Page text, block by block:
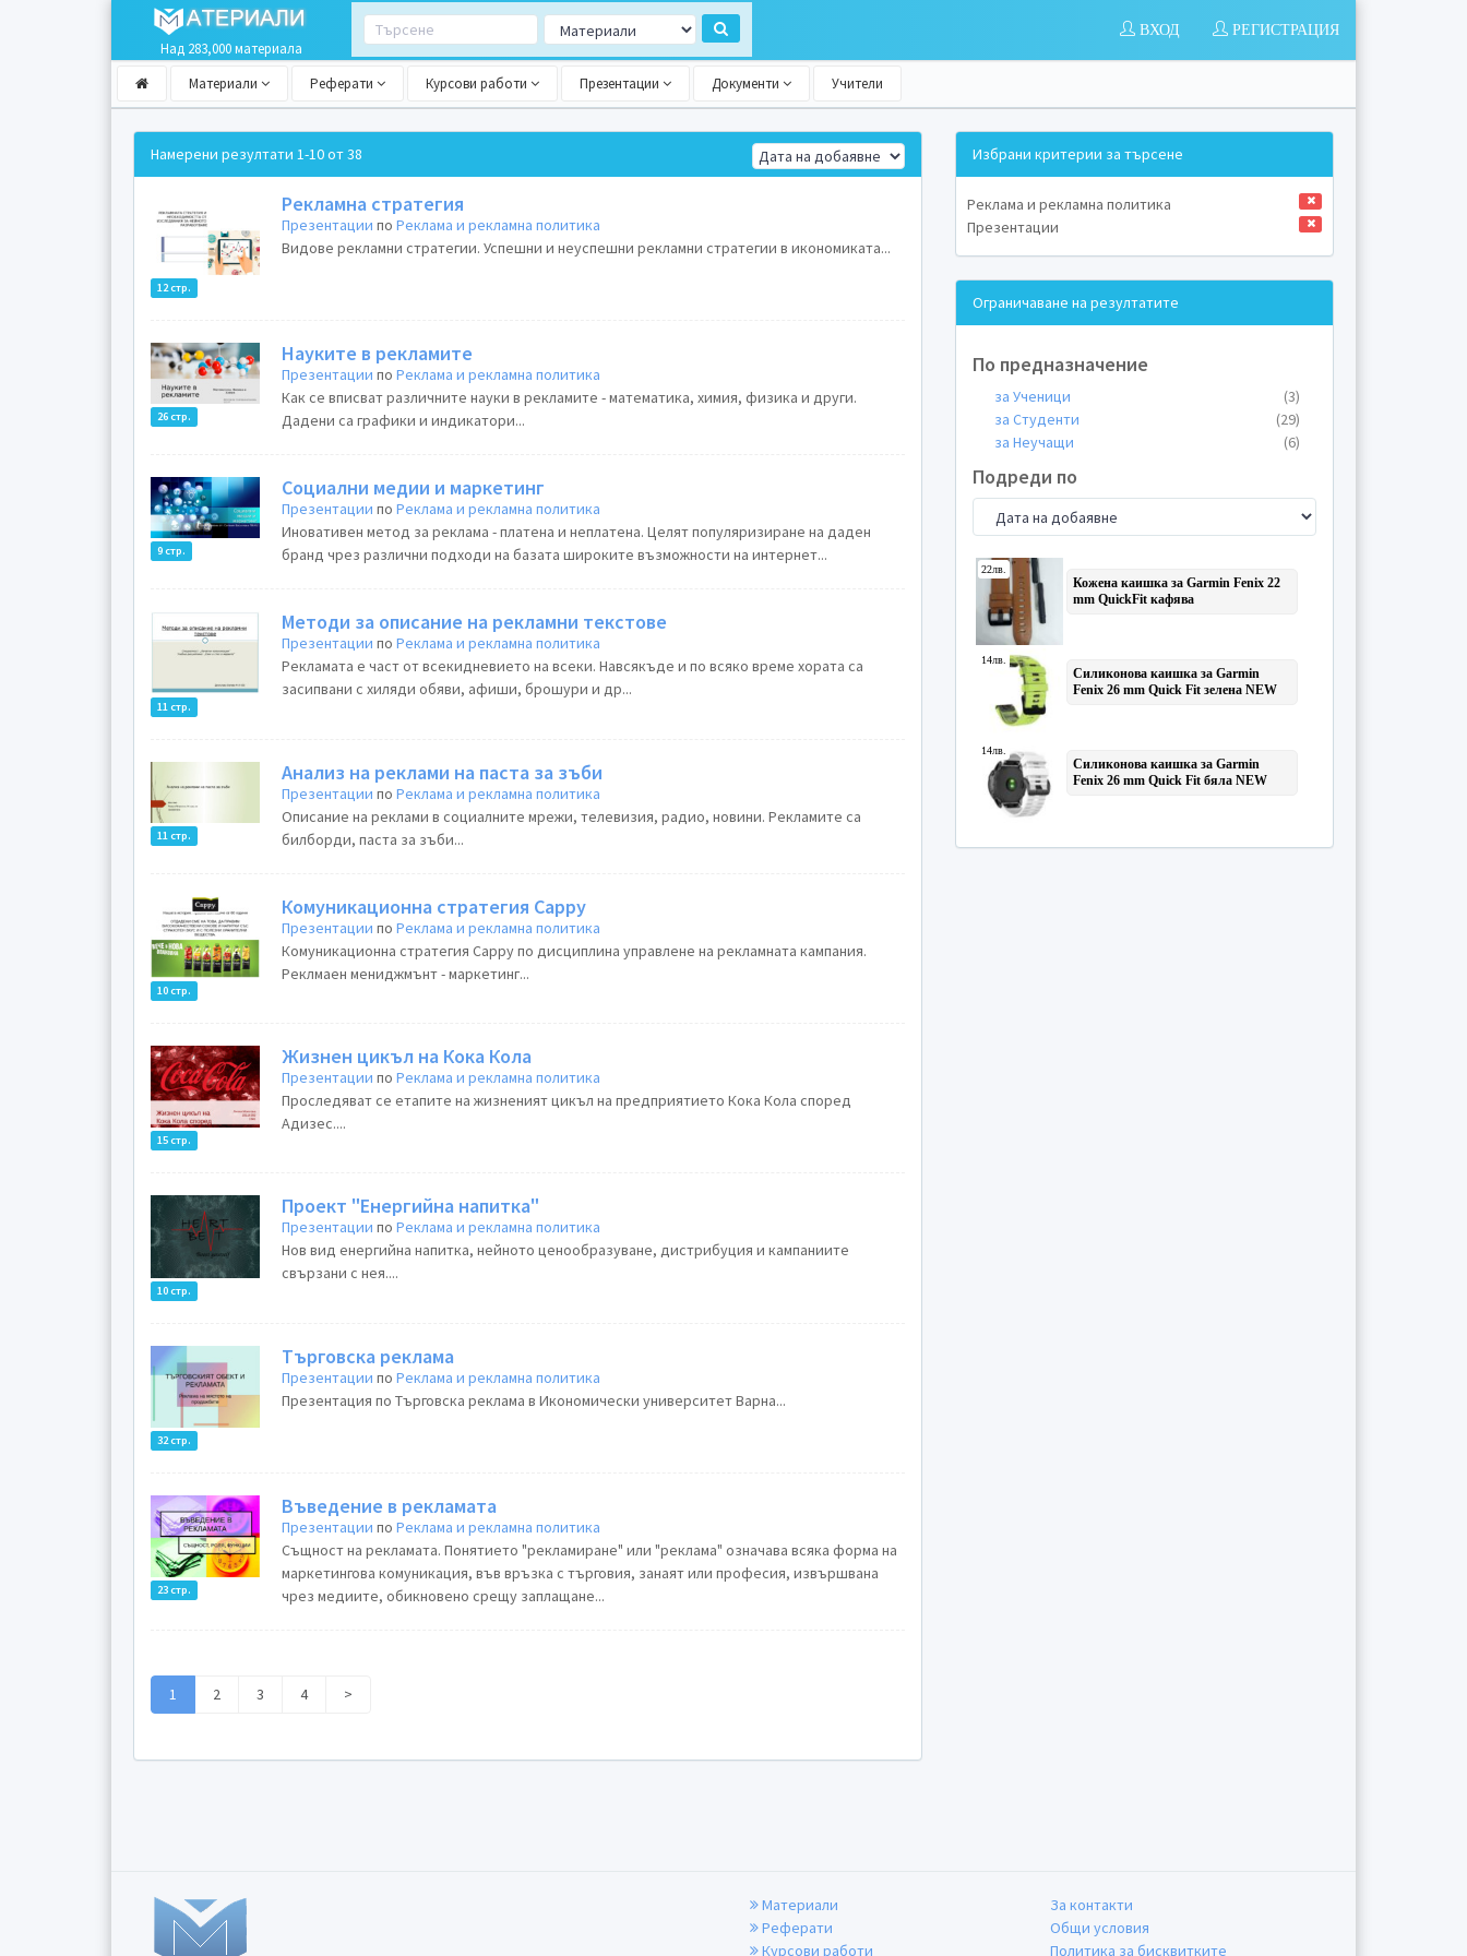
Над 283,000 материала
РЕГИСТРАЦИЯ
ВХОД
Материали Реферати Курсови работи Презентации Документи Учители
Намерени резултати 1-10 от 38
12 стр.
Рекламна стратегия
Презентации поРеклама и рекламна политика
Видове рекламни стратегии. Успешни и неуспешни рекламни стратегии в икономиката...
26 стр.
Науките в рекламите
Презентации поРеклама и рекламна политика
Как се вписват различните науки в рекламите - математика, химия, физика и други.
Дадени са графики и индикатори...
9 стр.
Социални медии и маркетинг
Презентации поРеклама и рекламна политика
Иновативен метод за реклама - платена и неплатена. Целят популяризиране на даден
бранд чрез различни подходи на базата широките възможности на интернет...
11 стр.
Методи за описание на рекламни текстове
Презентации поРеклама и рекламна политика
Рекламата е част от всекидневието на всеки. Навсякъде и по всяко време хората са
засипвани с хиляди обяви, афиши, брошури и др...
11 стр.
Анализ на реклами на паста за зъби
Презентации поРеклама и рекламна политика
Описание на реклами в социалните мрежи, телевизия, радио, новини. Рекламите са
билборди, паста за зъби...
10 стр.
Комуникационна стратегия Cappy
Презентации поРеклама и рекламна политика
Комуникационна стратегия Cappy по дисциплина управлене на рекламната кампания.
Реклмаен мениджмънт - маркетинг...
15 стр.
Жизнен цикъл на Кока Кола
Презентации поРеклама и рекламна политика
Проследяват се етапите на жизненият цикъл на предприятието Кока Кола според
Адизес....
10 стр.
Проект "Eнергийна напитка"
Презентации поРеклама и рекламна политика
Нов вид енергийна напитка, нейното ценообразуване, дистрибуция и кампаниите
свързани с нея....
32 стр.
Търговска реклама
Презентации поРеклама и рекламна политика
Презентация по Търговска реклама в Икономически университет Варна...
23 стр.
Въведение в рекламата
Презентации поРеклама и рекламна политика
Същност на рекламата. Понятието "рекламиране" или "реклама" означава всяка форма на
маркетингова комуникация, във връзка с търговия, занаят или професия, извършвана
чрез медиите, обикновено срещу заплащане...
1 2 3 4 >
Избрани критерии за търсене
Реклама и рекламна политика
Презентации
Ограничаване на резултатите
По предназначение
за Ученици
(3)
за Студенти
(29)
за Неучащи
(6)
Подреди по
Материали
Реферати
Курсови работи
За контакти
Общи условия
Политика за бисквитките